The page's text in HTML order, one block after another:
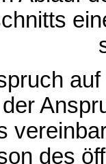
des